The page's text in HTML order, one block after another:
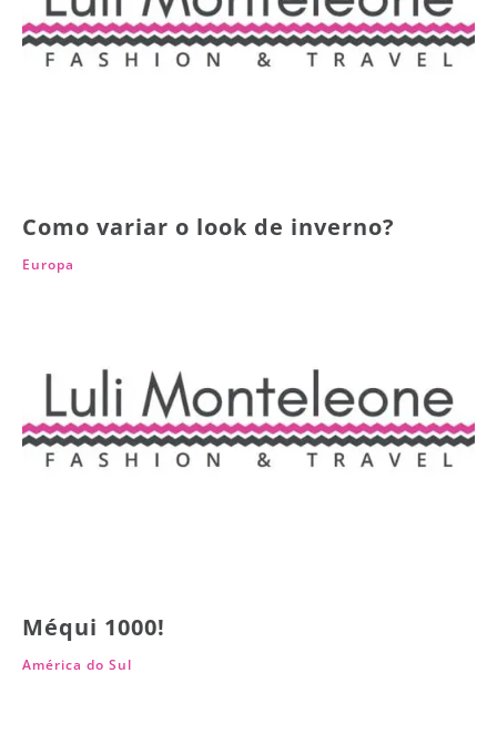
Como variar o look de inverno?
Europa
Méqui 1000!
América do Sul